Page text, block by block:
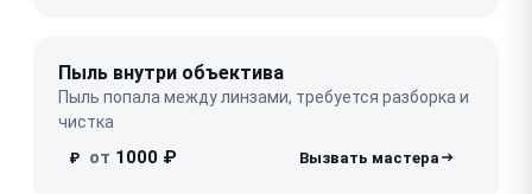
Пыль внутри объектива
Пыль попала между линзами, требуется разборка и
чистка
₽ от 1000 ₽